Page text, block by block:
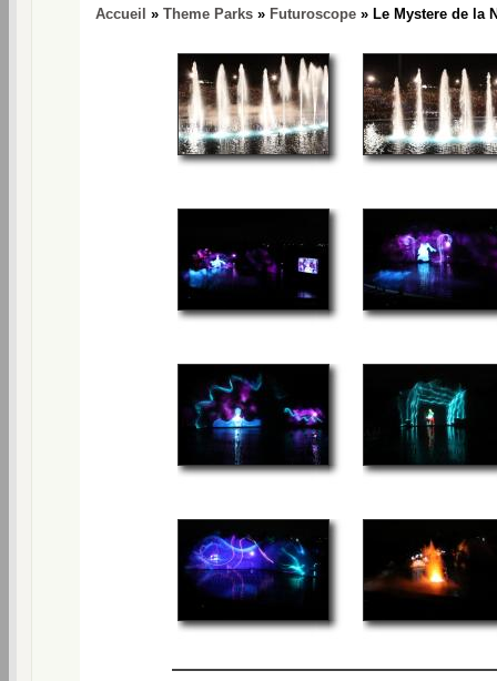
Accueil » Theme Parks » Futuroscope » Le Mystere de la